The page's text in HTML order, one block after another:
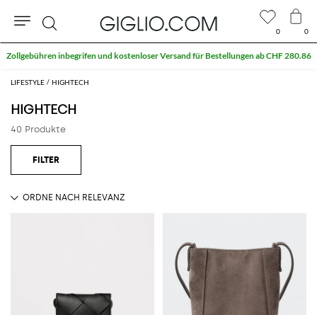
LIFESTYLE HIGHTECH
HIGHTECH
40 Produkte
0 0
Suche
Zollgebühren inbegrifen und kostenloser Versand für Bestellungen ab CHF 280.86